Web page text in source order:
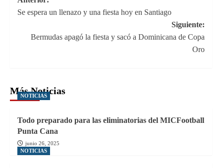
de
entradas
Se espera un llenazo y una fiesta hoy en Santiago
Siguiente:
Bermudas apagó la fiesta y sacó a Dominicana de Copa
Oro
Más Noticias
NOTICIAS
Todo preparado para las eliminatorias del MICFootball
Punta Cana
junio 26, 2025
NOTICIAS